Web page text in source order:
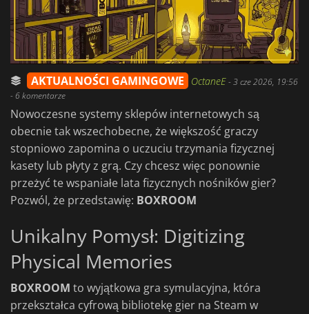
AKTUALNOŚCI GAMINGOWE OctaneE-3 cze 2026, 19:56
- 6 komentarze
Nowoczesne systemy sklepów internetowych są
obecnie tak wszechobecne, że większość graczy
stopniowo zapomina o uczuciu trzymania fizycznej
kasety lub płyty z grą. Czy chcesz więc ponownie
przeżyć te wspaniałe lata fizycznych nośników gier?
Pozwól, że przedstawię: BOXROOM
Unikalny Pomysł: Digitizing
Physical Memories
BOXROOM to wyjątkowa gra symulacyjna, która
przekształca cyfrową bibliotekę gier na Steam w